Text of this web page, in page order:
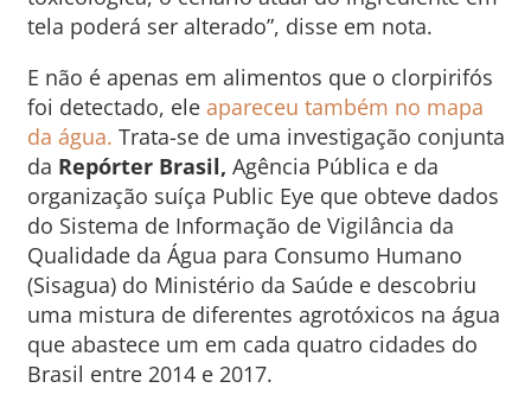
tela poderá ser alterado”, disse em nota.
E não é apenas em alimentos que o clorpirifós
foi detectado, ele apareceu também no mapa
da água. Trata-se de uma investigação conjunta
da Repórter Brasil, Agência Pública e da
organização suíça Public Eye que obteve dados
do Sistema de Informação de Vigilância da
Qualidade da Água para Consumo Humano
(Sisagua) do Ministério da Saúde e descobriu
uma mistura de diferentes agrotóxicos na água
que abastece um em cada quatro cidades do
Brasil entre 2014 e 2017.